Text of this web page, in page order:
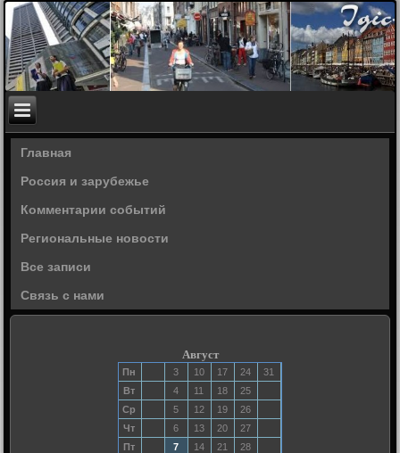
Главная
Россия и зарубежье
Комментарии событий
Региональные новости
Все записи
Связь с нами
Август
Пн 3 10 17 24
31
Вт
4 11 18
25
Ср
5 12 19
26
Чт
6 13 20
27
Пт
7 14 21
28